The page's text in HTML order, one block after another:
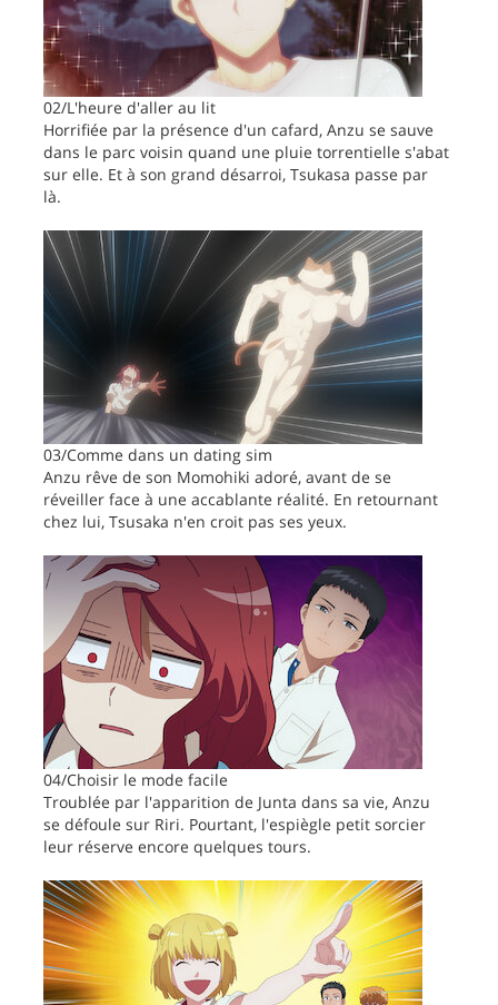
02/L'heure d'aller au lit
Horrifiée par la présence d'un cafard, Anzu se sauve
dans le parc voisin quand une pluie torrentielle s'abat
sur elle. Et à son grand désarroi, Tsukasa passe par
là.
03/Comme dans un dating sim
Anzu rêve de son Momohiki adoré, avant de se
réveiller face à une accablante réalité. En retournant
chez lui, Tsusaka n'en croit pas ses yeux.
04/Choisir le mode facile
Troublée par l'apparition de Junta dans sa vie, Anzu
se défoule sur Riri. Pourtant, l'espiègle petit sorcier
leur réserve encore quelques tours.